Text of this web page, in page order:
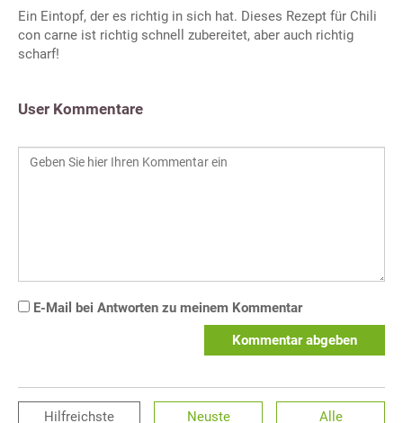
Ein Eintopf, der es richtig in sich hat. Dieses Rezept für Chili
con carne ist richtig schnell zubereitet, aber auch richtig
scharf!
User Kommentare
E-Mail bei Antworten zu meinem Kommentar
Kommentar abgeben
Hilfreichste Neuste Alle